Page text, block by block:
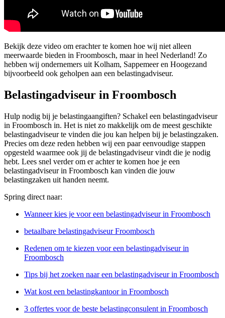
Bekijk deze video om erachter te komen hoe wij niet alleen
meerwaarde bieden in Froombosch, maar in heel Nederland! Zo
hebben wij ondernemers uit Kolham, Sappemeer en Hoogezand
bijvoorbeeld ook geholpen aan een belastingadviseur.
Belastingadviseur in Froombosch
Hulp nodig bij je belastingaangiften? Schakel een belastingadviseur
in Froombosch in. Het is niet zo makkelijk om de meest geschikte
belastingadviseur te vinden die jou kan helpen bij je belastingzaken.
Precies om deze reden hebben wij een paar eenvoudige stappen
opgesteld waarmee ook jij de belastingadviseur vindt die je nodig
hebt. Lees snel verder om er achter te komen hoe je een
belastingadviseur in Froombosch kan vinden die jouw
belastingzaken uit handen neemt.
Spring direct naar:
Wanneer kies je voor een belastingadviseur in Froombosch
betaalbare belastingadviseur Froombosch
Redenen om te kiezen voor een belastingadviseur in
Froombosch
Tips bij het zoeken naar een belastingadviseur in Froombosch
Wat kost een belastingkantoor in Froombosch
3 offertes voor de beste belastingconsulent in Froombosch